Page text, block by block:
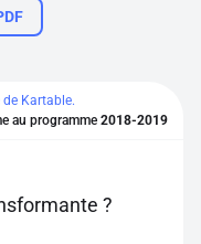
de Kartable.
au programme 2018-2019
?